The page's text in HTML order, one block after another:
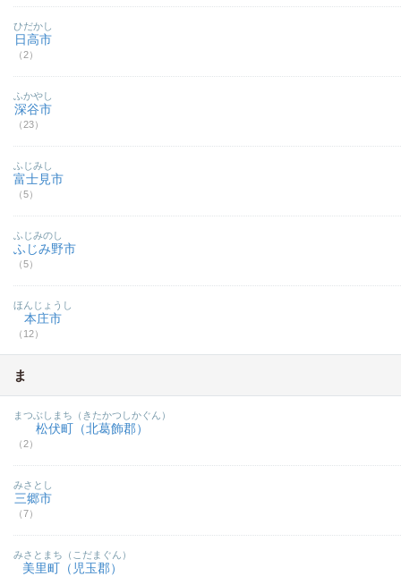
日高市
（2）
ひだかし
深谷市
（23）
ふかやし
富士見市
（5）
ふじみし
ふじみ野市
（5）
ふじみのし
本庄市
（12）
ほんじょうし
ま
松伏町（北葛飾郡）
（2）
まつぶしまち（きたかつしかぐん）
三郷市
（7）
みさとし
美里町（児玉郡）
みさとまち（こだまぐん）